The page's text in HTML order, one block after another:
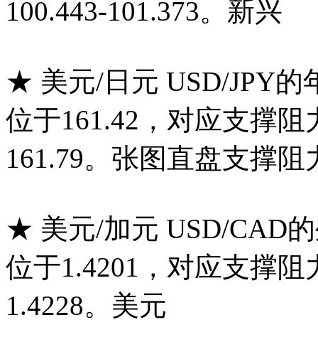
100.443-101.373。新兴
★ 美元/日元 USD/JPY的
位于161.42，对应支撑
161.79。张图直盘支撑阻
★ 美元/加元 USD/CAD
位于1.4201，对应支撑
1.4228。美元